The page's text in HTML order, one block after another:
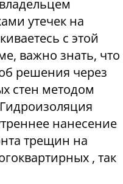
утечек на
с этой
важно знать, что
решения через
стен методом
нанесение
трещин на
, так